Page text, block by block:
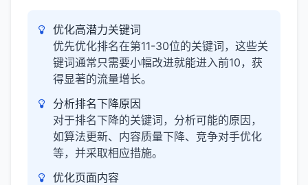
优化高潜力关键词
优先优化排名在第11-30位的关键词，这些关
键词通常只需要小幅改进就能进入前10，获
得显著的流量增长。
分析排名下降原因
对于排名下降的关键词，分析可能的原因，
如算法更新、内容质量下降、竞争对手优化
等，并采取相应措施。
优化页面内容